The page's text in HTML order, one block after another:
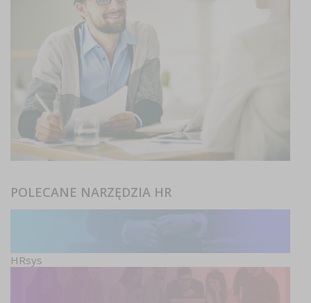
POLECANE NARZĘDZIA HR
HRsys